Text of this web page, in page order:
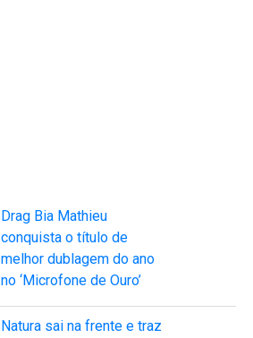
Drag Bia Mathieu
conquista o título de
melhor dublagem do ano
no ‘Microfone de Ouro’
Natura sai na frente e traz